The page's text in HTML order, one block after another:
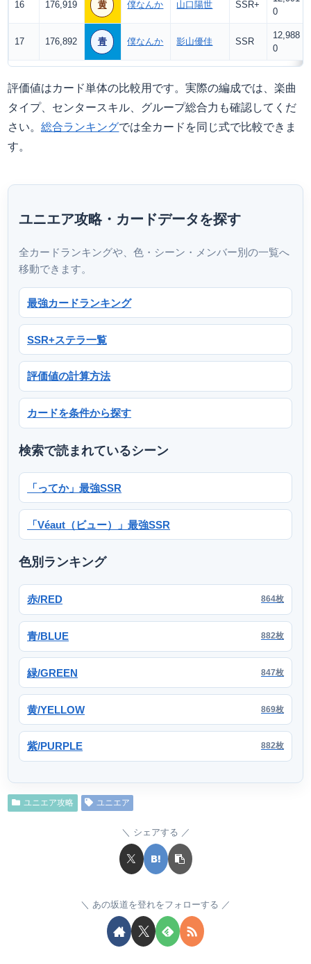
16 176,919 黄 僕なんか 山口陽世 SSR+
0
17 176,892 青 僕なんか 影山優佳 SSR
12,988
0
評価値はカード単体の比較用です。実際の編成では、楽曲
タイプ、センタースキル、グループ総合力も確認してくだ
さい。総合ランキングでは全カードを同じ式で比較できま
す。
ユニエア攻略・カードデータを探す
全カードランキングや、色・シーン・メンバー別の一覧へ
移動できます。
最強カードランキング
SSR+ステラ一覧
評価値の計算方法
カードを条件から探す
検索で読まれているシーン
「ってか」最強SSR
「Véaut（ビュー）」最強SSR
色別ランキング
赤/RED 864枚
青/BLUE 882枚
緑/GREEN 847枚
黄/YELLOW 869枚
紫/PURPLE 882枚
ユニエア攻略 ユニエア
シェアする
あの坂道を登れをフォローする